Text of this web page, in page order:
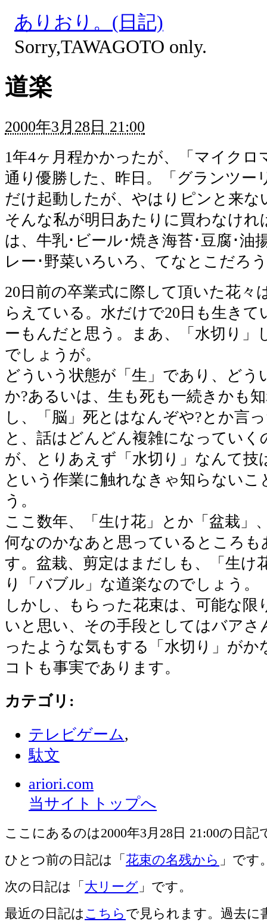
ありおり。(日記)
Sorry,TAWAGOTO only.
道楽
2000年3月28日 21:00
1年4ヶ月程かかったが、「マイクロ
通り優勝した、昨日。「グランツー
だけ起動したが、やはりピンと来な
そんな私が明日あたりに買わなけれ
は、牛乳･ビール･焼き海苔･豆腐･油
レー･野菜いろいろ、てなとこだろ
20日前の卒業式に際して頂いた花々
らえている。水だけで20日も生き
ーもんだと思う。まあ、「水切り」
でしょうが。
どういう状態が「生」であり、どう
か?あるいは、生も死も一続きかも
し、「脳」死とはなんぞや?とか言
と、話はどんどん複雑になっていく
が、とりあえず「水切り」なんて技
という作業に触れなきゃ知らないこ
う。
ここ数年、「生け花」とか「盆栽」
何なのかなあと思っているところも
す。盆栽、剪定はまだしも、「生け
り「バブル」な道楽なのでしょう。
しかし、もらった花束は、可能な限
いと思い、その手段としてはバアさ
ったような気もする「水切り」がか
コトも事実であります。
カテゴリ :
テレビゲーム,
駄文
ariori.com
当サイトトップへ
ここにあるのは2000年3月28日 21:00の日記
ひとつ前の日記は「 花束の名残から 」です
次の日記は「 大リーグ 」です。
最近の日記は こちら で見られます。過去に